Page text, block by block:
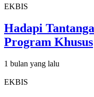
EKBIS
Hadapi
Program Khusus
1 bulan yang lalu
EKBIS